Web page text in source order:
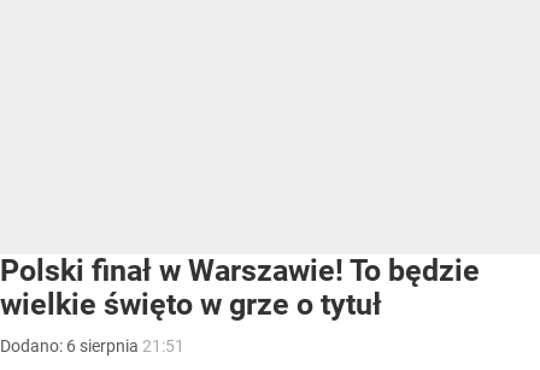
Polski finał w Warszawie! To będzie
wielkie święto w grze o tytuł
Dodano: 6 sierpnia 21:51